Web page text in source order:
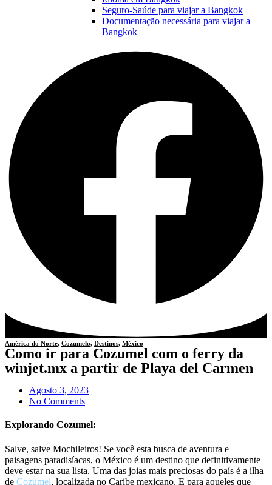
Seguro-Saúde para viajar a Bangkok
Documentação necessária para viajar a
Bangkok
América do Norte, Cozumelo, Destinos, México
Como ir para Cozumel com o ferry da
winjet.mx a partir de Playa del Carmen
Agosto 3, 2023
No Comments
Explorando Cozumel:
Salve, salve Mochileiros! Se você esta busca de aventura e
paisagens paradisíacas, o México é um destino que definitivamente
deve estar na sua lista. Uma das joias mais preciosas do país é a ilha
de Cozumel, localizada no Caribe mexicano. E para aqueles que